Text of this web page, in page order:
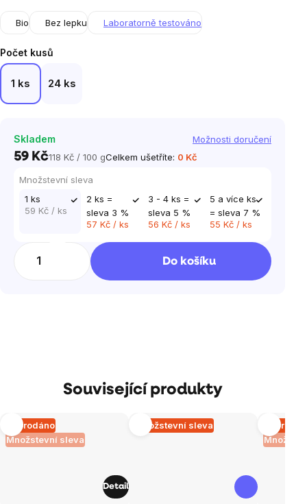
Bio Bez lepku Laboratorně testováno
Počet kusů
1 ks 24 ks
Skladem Možnosti doručení
59 KčMěrná
cena:
118 Kč / 100 gCelkem ušetříte: 0 Kč
Do košíku
Množstevní sleva
1 ks
59 Kč / ks
2 ks =
sleva 3 %
57 Kč / ks
3 - 4 ks =
sleva 5 %
56 Kč / ks
5 a více ks
= sleva 7 %
55 Kč / ks
Související produkty
Množstevní sleva
Vyprodáno
Detail
Množstevní sleva